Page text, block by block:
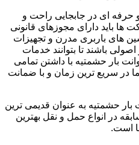
حرفه ای در جابجایی راحت و
باید دارای مجوزهای قانونی
های باربری مدرن و تجهیزات
باشند تا بتوانند خدمات
بار حشمتیه با داشتن تمامی
در سریع ترین زمان و با ضمانت
حشمتیه به عنوان قدیمی ترین
با بیش از ۷۵ سال سابقه در انواع حمل و نقل بهترین
است.